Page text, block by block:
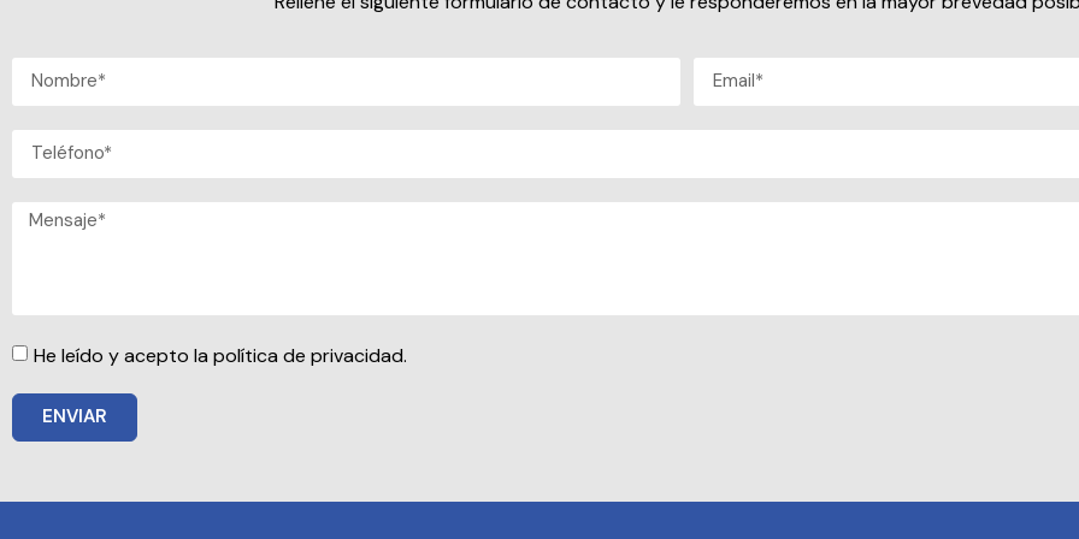
He leído y acepto la política de privacidad.
ENVIAR